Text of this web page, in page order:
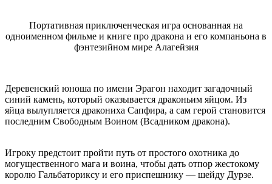
Портативная приключенческая игра основанная на
одноименном фильме и книге про дракона и его компаньона в
фэнтезийном мире Алагейзия
Деревенский юноша по имени Эрагон находит загадочный
синий камень, который оказывается драконьим яйцом. Из
яйца вылупляется дракониха Сапфира, а сам герой становится
последним Свободным Воином (Всадником дракона).
Игроку предстоит пройти путь от простого охотника до
могущественного мага и воина, чтобы дать отпор жестокому
королю Гальбаториксу и его приспешнику — шейду Дурзе.